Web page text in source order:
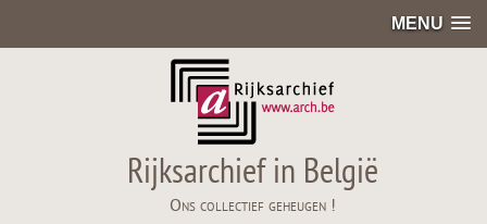
MENU
Rijksarchief in België
Ons collectief geheugen !